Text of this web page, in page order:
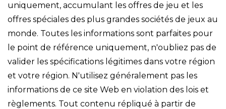
uniquement, accumulant les offres de jeu et les
offres spéciales des plus grandes sociétés de jeux au
monde. Toutes les informations sont parfaites pour
le point de référence uniquement, n'oubliez pas de
valider les spécifications légitimes dans votre région
et votre région. N'utilisez généralement pas les
informations de ce site Web en violation des lois et
règlements. Tout contenu répliqué à partir de